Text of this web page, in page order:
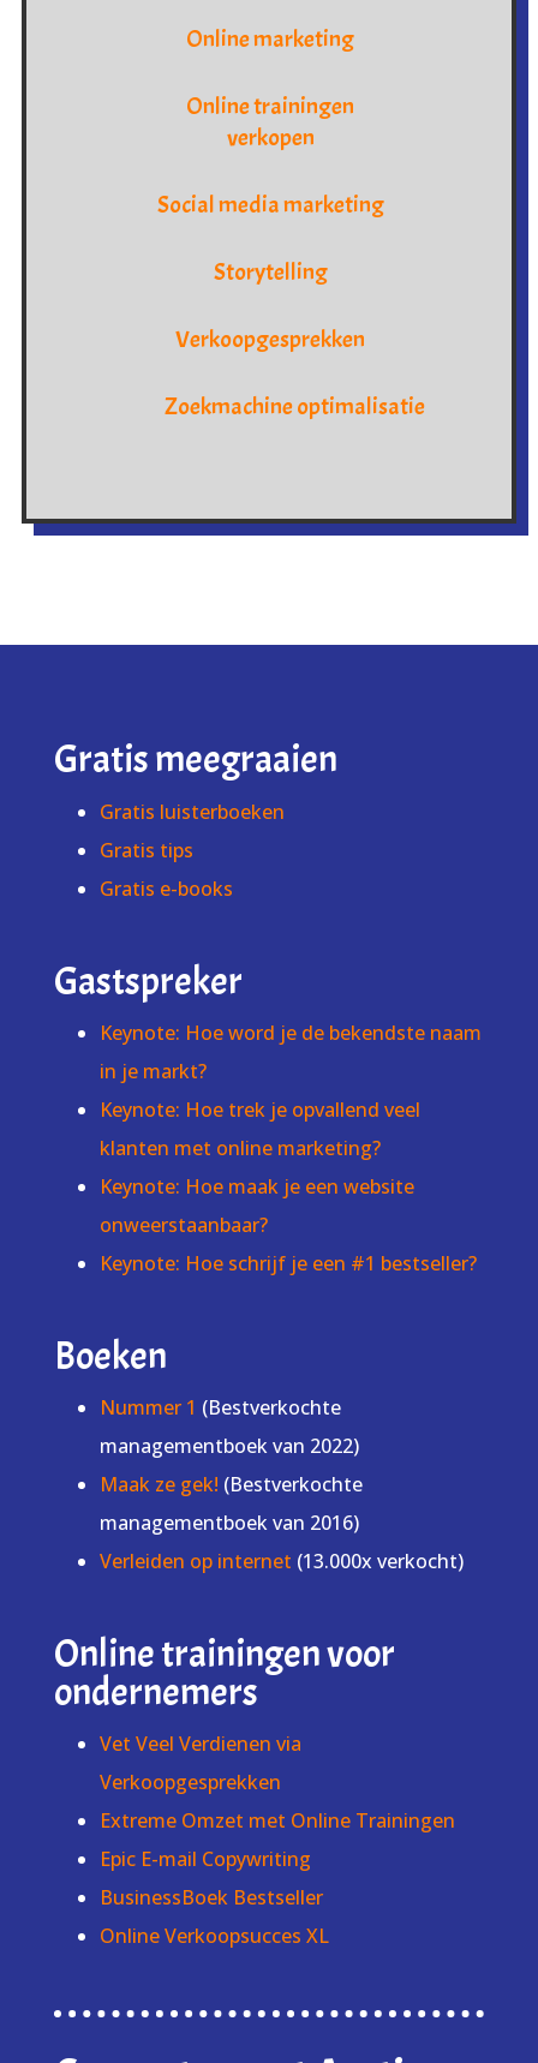
Online marketing
Online trainingen
verkopen
Social media marketing
Storytelling
Verkoopgesprekken
Zoekmachine optimalisatie
Gratis meegraaien
Gratis luisterboeken
Gratis tips
Gratis e-books
Gastspreker
Keynote: Hoe word je de bekendste naam
in je markt?
Keynote: Hoe trek je opvallend veel
klanten met online marketing?
Keynote: Hoe maak je een website
onweerstaanbaar?
Keynote: Hoe schrijf je een #1 bestseller?
Boeken
Nummer 1 (Bestverkochte
managementboek van 2022)
Maak ze gek! (Bestverkochte
managementboek van 2016)
Verleiden op internet (13.000x verkocht)
Online trainingen voor
ondernemers
Vet Veel Verdienen via
Verkoopgesprekken
Extreme Omzet met Online Trainingen
Epic E-mail Copywriting
BusinessBoek Bestseller
Online Verkoopsucces XL